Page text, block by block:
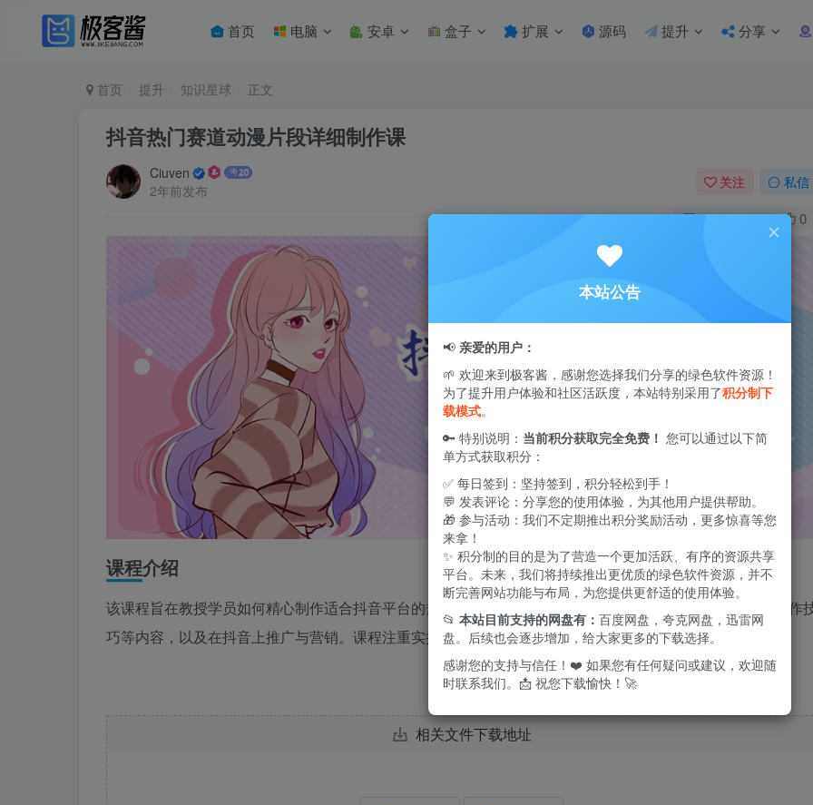
首页 电脑 安卓 盒子 扩展 源码 提升 分享
首页 提升 知识星球 正文
抖音热门赛道动漫片段详细制作课
Ciuven
2年前发布
关注 私信
0 1.1W+ 0
课程介绍
该课程旨在教授学员如何精心制作适合抖音平台的热门动漫片段
。学员将学习角色设计、剧情构思、动画制作
巧等内容，以及在抖音上推广与营销。课程注重实操，致力于培养学员成为优秀的动漫内容创作者。
相关文件下载地址
本站公告
📢 亲爱的用户：
🌱 欢迎来到极客酱，感谢您选择我们分享的绿色软件资源！
为了提升用户体验和社区活跃度，本站特别采用了积分制下
载模式。
🔑 特别说明： 当前积分获取完全免费！ 您可以通过以下简
单方式获取积分：
✅ 每日签到：坚持签到，积分轻松到手！
💬 发表评论：分享您的使用体验，为其他用户提供帮助。
🎁 参与活动：我们不定期推出积分奖励活动，更多惊喜等您
来拿！
✨ 积分制的目的是为了营造一个更加活跃、有序的资源共享
平台。未来，我们将持续推出更优质的绿色软件资源，并不
断完善网站功能与布局，为您提供更舒适的使用体验。
📂 本站目前支持的网盘有： 百度网盘，夸克网盘，迅雷网
盘。后续也会逐步增加，给大家更多的下载选择。
感谢您的支持与信任！❤️ 如果您有任何疑问或建议，欢迎随
时联系我们。📩 祝您下载愉快！🚀